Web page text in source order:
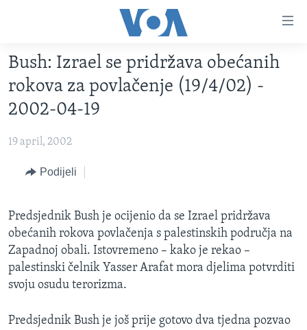
glavni
sadržaj
Pređi
na
glavnu
navigaciju
VIJESTI
SJEDINJENE AMERIČKE DRŽAVE
SVIJET
NAUKA I TEHNOLOGIJA
KORUPCIJA
SLOBODA MEDIJA
ŽENSKA STRANA
IZBJEGLIČKA STRANA
MAGAZIN
Bush: Izrael se pridržava obećanih
rokova za povlačenje (19/4/02) -
2002-04-19
19 april, 2002
Podijeli
Predsjednik Bush je ocijenio da se Izrael pridržava
obećanih rokova povlačenja s palestinskih područja na
Zapadnoj obali. Istovremeno – kako je rekao –
palestinski čelnik Yasser Arafat mora djelima potvrditi
svoju osudu terorizma.
Predsjednik Bush je još prije gotovo dva tjedna pozvao